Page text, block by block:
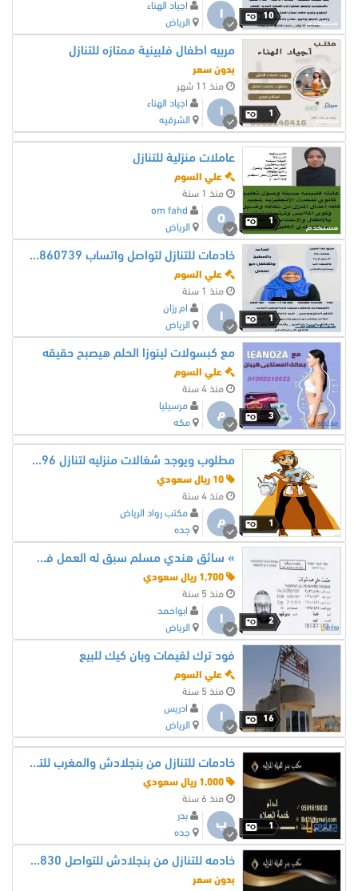
10
اجياد الهناء
الرياض
1
مربيه اطفال فلبينية ممتازه للتنازل
بدون سعر
منذ 11 شهر
اجياد الهناء
الشرقيه
1
عاملات منزلية للتنازل
علي السوم
منذ 1 سنة
O
om fahd
الرياض
1
خادمات للتنازل لتواصل واتساب 0550860739
علي السوم
منذ 1 سنة
ام رزان
الرياض
3
مع كبسولات لينوزا الحلم هيصبح حقيقه
علي السوم
منذ 4 سنة
م
مرسيليا
مكه
1
مطلوب ويوجد شغالات منزليه لتنازل 0566228296
منذ 4 سنة
م
مكتب رواد الرياض
جده
2
» سائق هندي مسلم سبق له العمل في السعودية و يحمل رخصة سعودية
منذ 5 سنة
ابواحمد
الرياض
16
فود ترك لقيمات وبان كيك للبيع
علي السوم
منذ 5 سنة
ادريس
الرياض
1
خادمات للتنازل من بنجلادش والمغرب للتواصل 0591619830
منذ 6 سنة
ب
بدر
جده
خادمه للتنازل من بنجلادش للتواصل 0591619830
بدون سعر